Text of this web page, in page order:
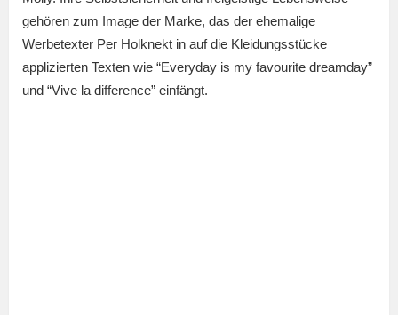
gehören zum Image der Marke, das der ehemalige
Werbetexter Per Holknekt in auf die Kleidungsstücke
applizierten Texten wie “Everyday is my favourite dreamday”
und “Vive la difference” einfängt.